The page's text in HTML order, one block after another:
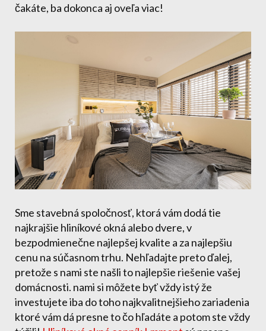
čakáte, ba dokonca aj oveľa viac!
Sme stavebná spoločnosť, ktorá vám dodá tie
najkrajšie hliníkové okná alebo dvere, v
bezpodmienečne najlepšej kvalite a za najlepšiu
cenu na súčasnom trhu. Nehľadajte preto ďalej,
pretože s nami ste našli to najlepšie riešenie vašej
domácnosti. nami si môžete byť vždy istý že
investujete iba do toho najkvalitnejšieho zariadenia
ktoré vám dá presne to čo hľadáte a potom ste vždy